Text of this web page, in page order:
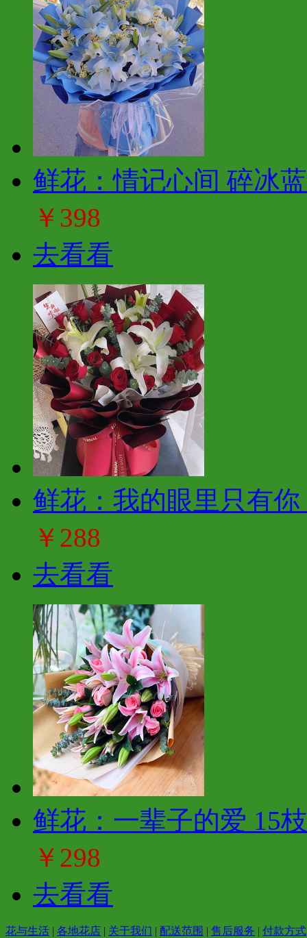
鲜花：情记心间 碎冰
￥398
去看看
鲜花：我的眼里只有
￥288
去看看
鲜花：一辈子的爱 15
￥298
去看看
花与生活 | 各地花店 | 关于我们 | 配送范围 | 售后服务 | 付款方式